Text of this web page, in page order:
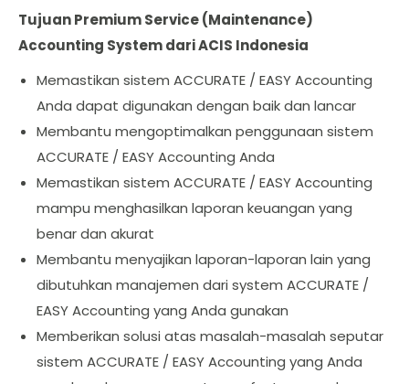
Tujuan Premium Service (Maintenance)
Accounting System dari ACIS Indonesia
Memastikan sistem ACCURATE / EASY Accounting
Anda dapat digunakan dengan baik dan lancar
Membantu mengoptimalkan penggunaan sistem
ACCURATE / EASY Accounting Anda
Memastikan sistem ACCURATE / EASY Accounting
mampu menghasilkan laporan keuangan yang
benar dan akurat
Membantu menyajikan laporan-laporan lain yang
dibutuhkan manajemen dari system ACCURATE /
EASY Accounting yang Anda gunakan
Memberikan solusi atas masalah-masalah seputar
sistem ACCURATE / EASY Accounting yang Anda